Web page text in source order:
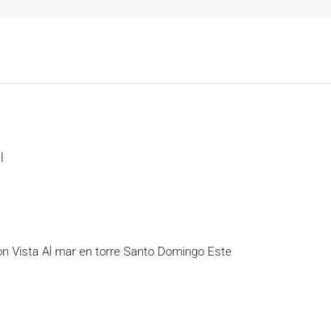
Vista Al mar en torre Santo Domingo Este